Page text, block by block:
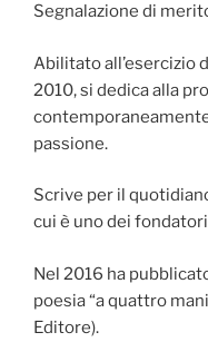
Segnalazione di
Abilitato all’esercizio
2010, si dedica alla
passione.
Scrive per il
cui è uno dei fondatori
Nel 2016 ha
poesia “a quattro
Editore).